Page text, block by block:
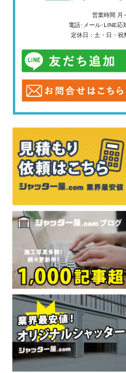
営業時間 月
電話･メール･LINE応
定休日：土・日・祝